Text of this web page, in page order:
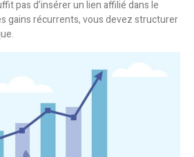
pas d’insérer un lien affilié dans le
gains récurrents, vous devez structurer